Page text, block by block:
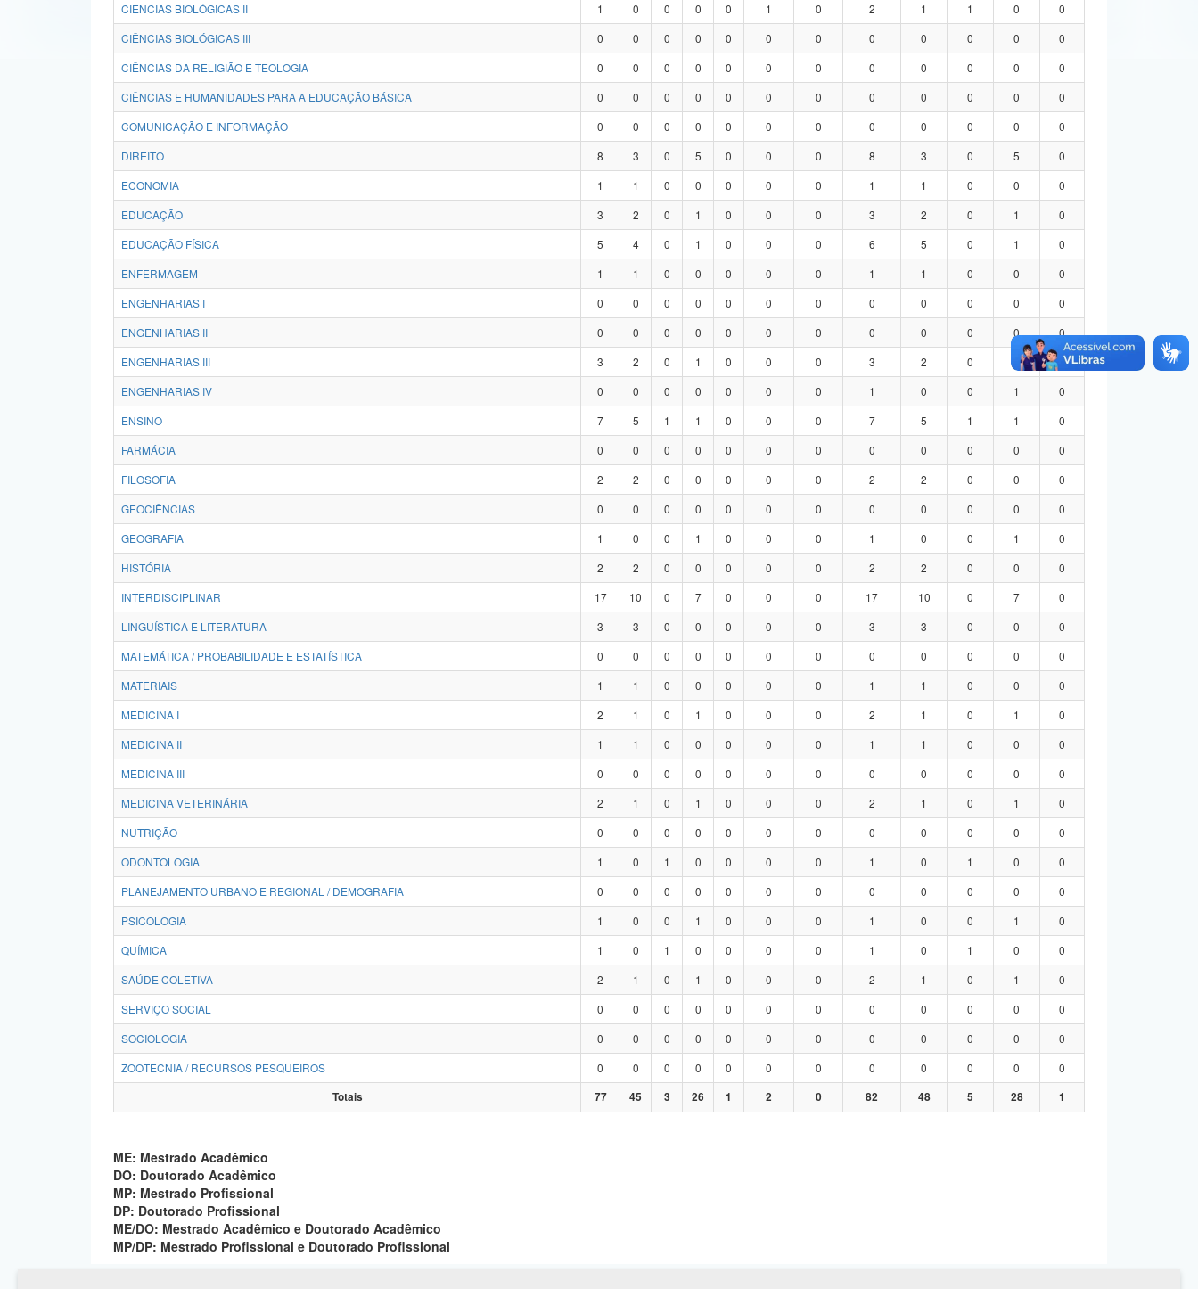
CIÊNCIAS BIOLÓGICAS II
1 0 0 0 0 1 0 2 1 1 0
0
CIÊNCIAS BIOLÓGICAS III
0 0 0 0 0 0 0 0 0 0 0
0
CIÊNCIAS DA RELIGIÃO E TEOLOGIA
0 0 0 0 0 0 0 0 0 0 0
0
CIÊNCIAS E HUMANIDADES PARA A EDUCAÇÃO BÁSICA
0 0 0 0 0 0 0 0 0 0 0
0
COMUNICAÇÃO E INFORMAÇÃO
0 0 0 0 0 0 0 0 0 0 0
0
DIREITO
8 3 0 5 0 0 0 8 3 0 5
0
ECONOMIA
1 1 0 0 0 0 0 1 1 0 0
0
EDUCAÇÃO
3 2 0 1 0 0 0 3 2 0 1
0
EDUCAÇÃO FÍSICA
5 4 0 1 0 0 0 6 5 0 1
0
ENFERMAGEM
1 1 0 0 0 0 0 1 1 0 0
0
ENGENHARIAS I
0 0 0 0 0 0 0 0 0 0 0
0
ENGENHARIAS II
0 0 0 0 0 0 0 0 0 0 0
0
ENGENHARIAS III
3 2 0 1 0 0 0 3 2 0
0
ENGENHARIAS IV
0 0 0 0 0 0 0 1 0 0 1
0
ENSINO
7 5 1 1 0 0 0 7 5 1 1
0
FARMÁCIA
0 0 0 0 0 0 0 0 0 0 0
0
FILOSOFIA
2 2 0 0 0 0 0 2 2 0 0
0
GEOCIÊNCIAS
0 0 0 0 0 0 0 0 0 0 0
0
GEOGRAFIA
1 0 0 1 0 0 0 1 0 0 1
0
HISTÓRIA
2 2 0 0 0 0 0 2 2 0 0
0
INTERDISCIPLINAR
17 10 0 7 0 0 0 17 10 0 7
0
LINGUÍSTICA E LITERATURA
3 3 0 0 0 0 0 3 3 0 0
0
MATEMÁTICA / PROBABILIDADE E ESTATÍSTICA
0 0 0 0 0 0 0 0 0 0 0
0
MATERIAIS
1 1 0 0 0 0 0 1 1 0 0
0
MEDICINA I
2 1 0 1 0 0 0 2 1 0 1
0
MEDICINA II
1 1 0 0 0 0 0 1 1 0 0
0
MEDICINA III
0 0 0 0 0 0 0 0 0 0 0
0
MEDICINA VETERINÁRIA
2 1 0 1 0 0 0 2 1 0 1
0
NUTRIÇÃO
0 0 0 0 0 0 0 0 0 0 0
0
ODONTOLOGIA
1 0 1 0 0 0 0 1 0 1 0
0
PLANEJAMENTO URBANO E REGIONAL / DEMOGRAFIA
0 0 0 0 0 0 0 0 0 0 0
0
PSICOLOGIA
1 0 0 1 0 0 0 1 0 0 1
0
QUÍMICA
1 0 1 0 0 0 0 1 0 1 0
0
SAÚDE COLETIVA
2 1 0 1 0 0 0 2 1 0 1
0
SERVIÇO SOCIAL
0 0 0 0 0 0 0 0 0 0 0
0
SOCIOLOGIA
0 0 0 0 0 0 0 0 0 0 0
0
ZOOTECNIA / RECURSOS PESQUEIROS
0 0 0 0 0 0 0 0 0 0 0
0
Totais
77 45 3 26 1 2 0 82 48 5 28 1
ME: Mestrado Acadêmico
DO: Doutorado Acadêmico
MP: Mestrado Profissional
DP: Doutorado Profissional
ME/DO: Mestrado Acadêmico e Doutorado Acadêmico
MP/DP: Mestrado Profissional e Doutorado Profissional